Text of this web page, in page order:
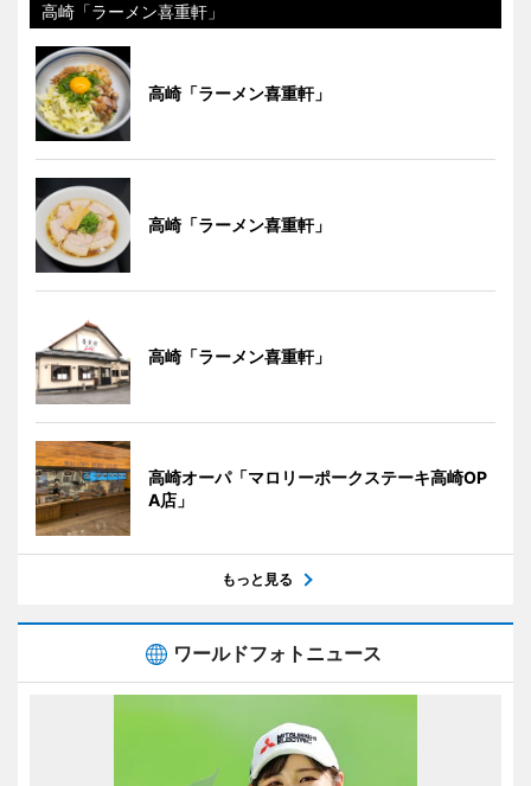
高崎「ラーメン喜重軒」
高崎「ラーメン喜重軒」
高崎「ラーメン喜重軒」
高崎「ラーメン喜重軒」
高崎オーパ「マロリーポークステーキ高崎OP
A店」
もっと見る
ワールドフォトニュース